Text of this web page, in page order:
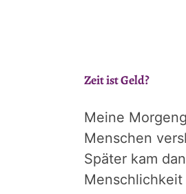
Zeit ist Geld?
Meine
Menschen
Später kam